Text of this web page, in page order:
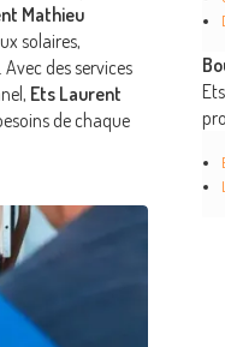
Mathieu
solaires,
des services
Ets Laurent
de chaque